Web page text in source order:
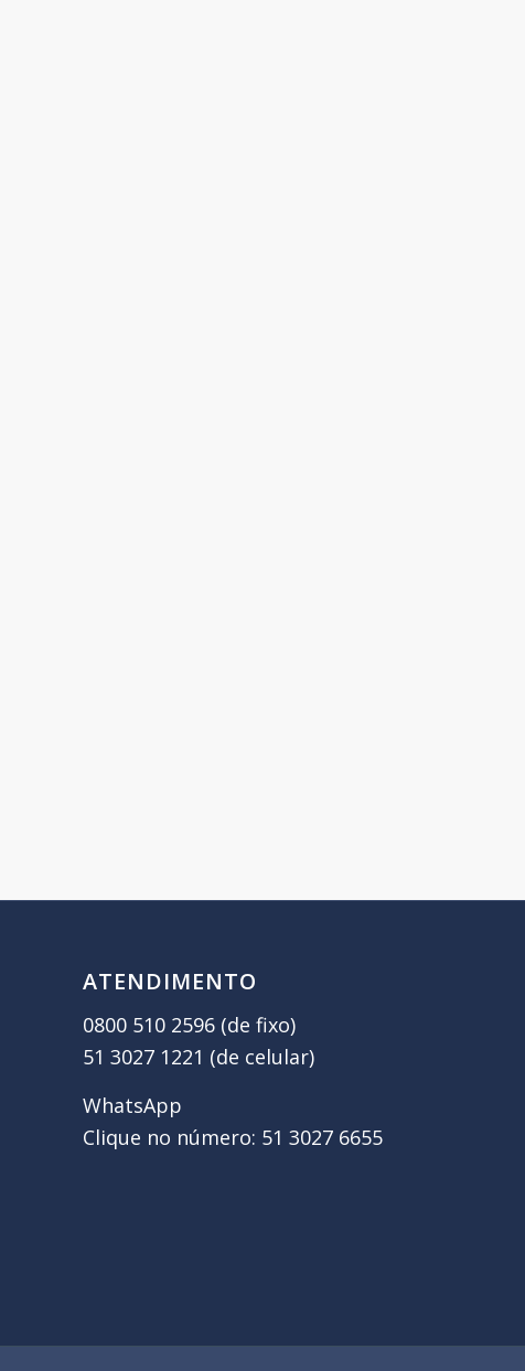
ATENDIMENTO
0800 510 2596 (de fixo)
51 3027 1221 (de celular)
WhatsApp
Clique no número: 51 3027 6655